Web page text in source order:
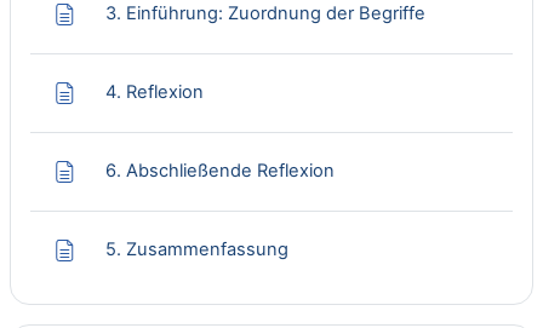
3. Einführung: Zuordnung der Begriffe
4. Reflexion
6. Abschließende Reflexion
5. Zusammenfassung